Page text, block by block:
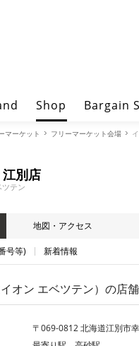
Shop Bargain
マーケット フリーマーケット会場
別店
テン
地図・アクセス
号等) 新着情報
オン エベツテン） の店
〒069-0812 北海道江別市